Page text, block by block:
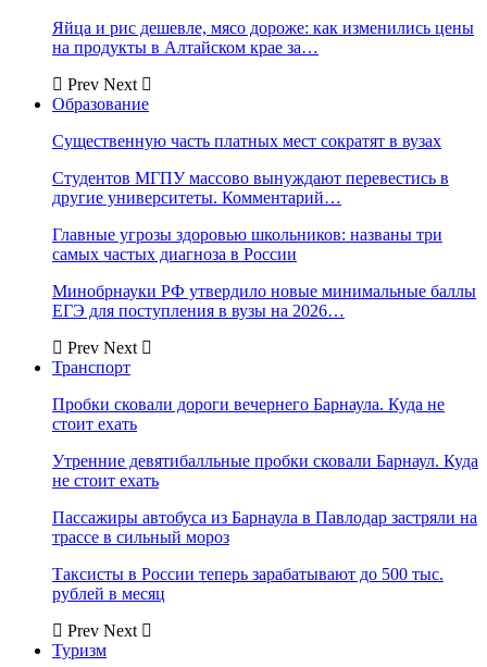
Яйца и рис дешевле, мясо дороже: как изменились цены
на продукты в Алтайском крае за…
Prev Next
Образование
Существенную часть платных мест сократят в вузах
Студентов МГПУ массово вынуждают перевестись в
другие университеты. Комментарий…
Главные угрозы здоровью школьников: названы три
самых частых диагноза в России
Минобрнауки РФ утвердило новые минимальные баллы
ЕГЭ для поступления в вузы на 2026…
Prev Next
Транспорт
Пробки сковали дороги вечернего Барнаула. Куда не
стоит ехать
Утренние девятибалльные пробки сковали Барнаул. Куда
не стоит ехать
Пассажиры автобуса из Барнаула в Павлодар застряли на
трассе в сильный мороз
Таксисты в России теперь зарабатывают до 500 тыс.
рублей в месяц
Prev Next
Туризм